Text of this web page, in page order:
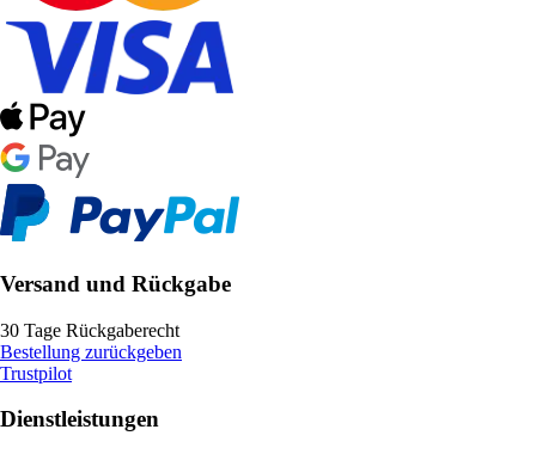
Versand und Rückgabe
30 Tage Rückgaberecht
Bestellung zurückgeben
Trustpilot
Dienstleistungen